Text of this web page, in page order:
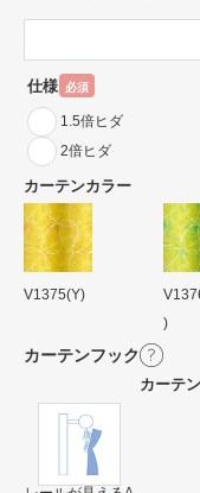
仕様 必須
1.5倍ヒダ
2倍ヒダ
カーテンカラー
V1375(Y)
)
カーテンフック
カーテ